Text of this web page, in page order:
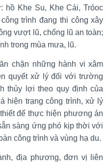
Khe Su, Khe Cái, Tróoc
trình đang thi công xây
vượt lũ, chống lũ an toàn;
trong mùa mưa, lũ.
chặn những hành vi xâm
quyết xử lý đối với trường
thủy lợi theo quy định của
hiện trạng công trình, xử lý
để thực hiện phương án
sàng ứng phó kịp thời với
công trình và vùng hạ du.
địa phương, đơn vị liên